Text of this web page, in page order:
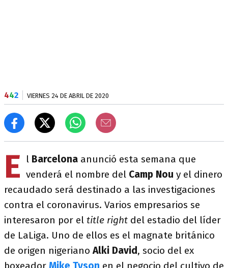
442 VIERNES 24 DE ABRIL DE 2020
E l Barcelona anunció esta semana que
venderá el nombre del Camp Nou y el dinero
recaudado será destinado a las investigaciones
contra el coronavirus. Varios empresarios se
interesaron por el title right del estadio del líder
de LaLiga. Uno de ellos es el magnate británico
de origen nigerianoAlki David, socio del ex